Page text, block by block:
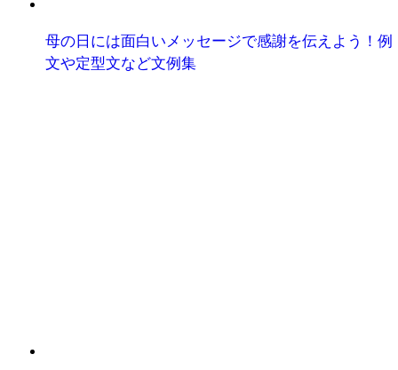
母の日には面白いメッセージで感謝を伝えよう！例
文や定型文など文例集